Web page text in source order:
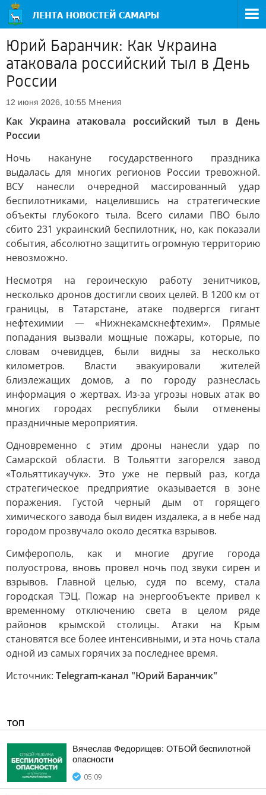
Юрий Баранчик: Как Украина
атаковала российский тыл в День
России
12 июня 2026, 10:55 Мнения
Как Украина атаковала российский тыл в День
России
Ночь накануне государственного праздника
выдалась для многих регионов России тревожной.
ВСУ нанесли очередной массированный удар
беспилотниками, нацелившись на стратегические
объекты глубокого тыла. Всего силами ПВО было
сбито 231 украинский беспилотник, но, как показали
события, абсолютно защитить огромную территорию
невозможно.
Несмотря на героическую работу зенитчиков,
несколько дронов достигли своих целей. В 1200 км от
границы, в Татарстане, атаке подвергся гигант
нефтехимии — «Нижнекамскнефтехим». Прямые
попадания вызвали мощные пожары, которые, по
словам очевидцев, были видны за несколько
километров. Власти эвакуировали жителей
близлежащих домов, а по городу разнеслась
информация о жертвах. Из-за угрозы новых атак во
многих городах республики были отменены
праздничные мероприятия.
Одновременно с этим дроны нанесли удар по
Самарской области. В Тольятти загорелся завод
«Тольяттикаучук». Это уже не первый раз, когда
стратегическое предприятие оказывается в зоне
поражения. Густой черный дым от горящего
химического завода был виден издалека, а в небе над
городом прозвучало около десятка взрывов.
Симферополь, как и многие другие города
полуострова, вновь провел ночь под звуки сирен и
взрывов. Главной целью, судя по всему, стала
городская ТЭЦ. Пожар на энергообъекте привел к
временному отключению света в целом ряде
районов крымской столицы. Атаки на Крым
становятся все более интенсивными, и эта ночь стала
одной из самых горячих за последнее время.
Источник: Telegram-канал "Юрий Баранчик"
ТОП
Вячеслав Федорищев: ОТБОЙ беспилотной
опасности
05:09